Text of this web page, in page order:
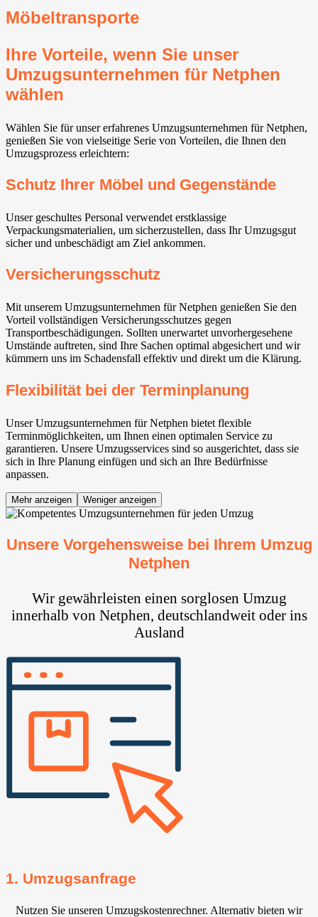
Möbeltransporte
Ihre Vorteile, wenn Sie unser
Umzugsunternehmen für Netphen
wählen
Wählen Sie für unser erfahrenes Umzugsunternehmen für Netphen,
genießen Sie von vielseitige Serie von Vorteilen, die Ihnen den
Umzugsprozess erleichtern:
Schutz Ihrer Möbel und Gegenstände
Unser geschultes Personal verwendet erstklassige
Verpackungsmaterialien, um sicherzustellen, dass Ihr Umzugsgut
sicher und unbeschädigt am Ziel ankommen.
Versicherungsschutz
Mit unserem Umzugsunternehmen für Netphen genießen Sie den
Vorteil vollständigen Versicherungsschutzes gegen
Transportbeschädigungen. Sollten unerwartet unvorhergesehene
Umstände auftreten, sind Ihre Sachen optimal abgesichert und wir
kümmern uns im Schadensfall effektiv und direkt um die Klärung.
Flexibilität bei der Terminplanung
Unser Umzugsunternehmen für Netphen bietet flexible
Terminmöglichkeiten, um Ihnen einen optimalen Service zu
garantieren. Unsere Umzugsservices sind so ausgerichtet, dass sie
sich in Ihre Planung einfügen und sich an Ihre Bedürfnisse
anpassen.
Mehr anzeigen Weniger anzeigen
Unsere Vorgehensweise bei Ihrem Umzug
Netphen
Wir gewährleisten einen sorglosen Umzug
innerhalb von Netphen, deutschlandweit oder ins
Ausland
1. Umzugsanfrage
Nutzen Sie unseren Umzugskostenrechner. Alternativ bieten wir